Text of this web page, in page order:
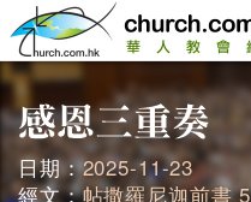
日期：2025-11-23
經文：帖撒羅尼迦前書